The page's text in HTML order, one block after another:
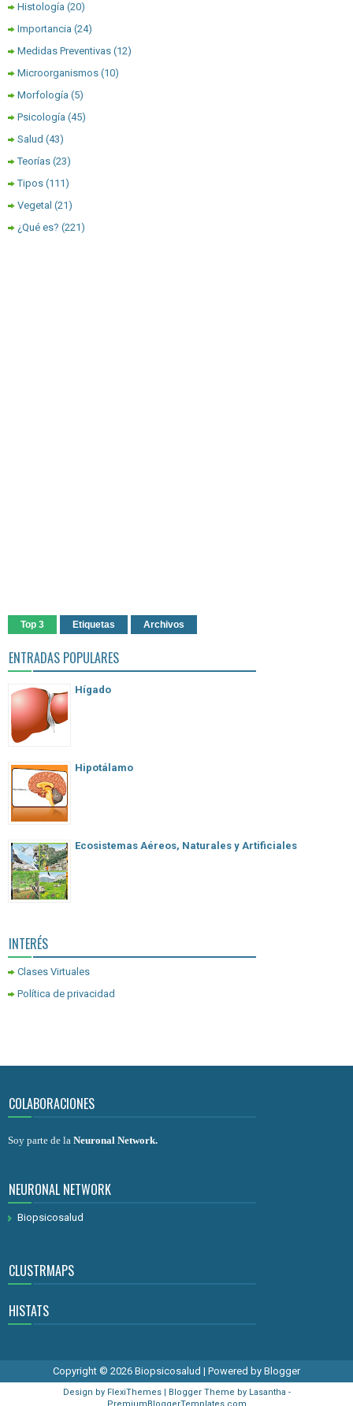
Histología (20)
Importancia (24)
Medidas Preventivas (12)
Microorganismos (10)
Morfología (5)
Psicología (45)
Salud (43)
Teorías (23)
Tipos (111)
Vegetal (21)
¿Qué es? (221)
Top 3 Etiquetas Archivos
ENTRADAS POPULARES
Hígado
Hipotálamo
Ecosistemas Aéreos, Naturales y Artificiales
INTERÉS
Clases Virtuales
Política de privacidad
COLABORACIONES
Soy parte de la Neuronal Network.
NEURONAL NETWORK
Biopsicosalud
CLUSTRMAPS
HISTATS
Copyright © 2026 Biopsicosalud | Powered by Blogger
Design by FlexiThemes| Blogger Theme by Lasantha -